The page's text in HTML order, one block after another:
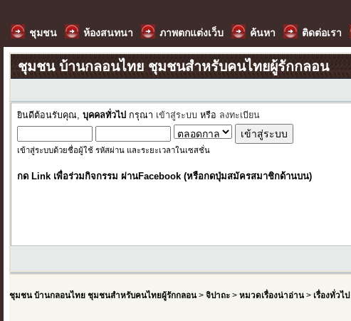
ชุมชน ห้องสนทนา ภาพตกแต่งเว็บ ค้นหา ติดต่อเรา
ชุมชน บ้านกลอนไทย ชุมชนสำหรับคนไทยผู้รักกลอน
ยินดีต้อนรับคุณ,บุคคลทั่วไป กรุณา เข้าสู่ระบบ หรือ ลงทะเบียน
เข้าสู่ระบบด้วยชื่อผู้ใช้ รหัสผ่าน และระยะเวลาในเซสชั่น
กด Link เพื่อร่วมกิจกรรม ผ่านFacebook (หรือกดปุ่มสมัครสมาชิกด้านบน)
ชุมชน บ้านกลอนไทย ชุมชนสำหรับคนไทยผู้รักกลอน >จิปาถะ >หมวดเรื่องน่าอ่าน > เรื่องทั่วไป